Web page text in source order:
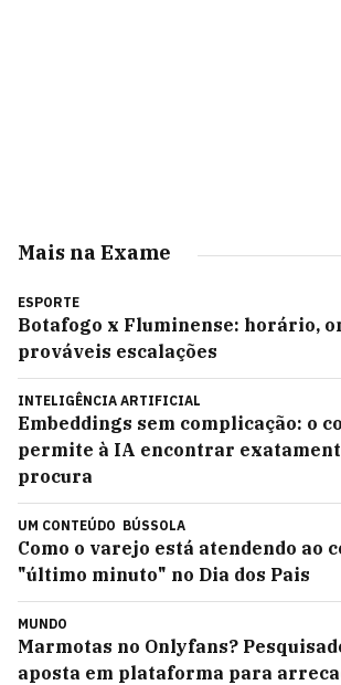
Mais na Exame
ESPORTE
Botafogo x Fluminense: horário,
prováveis escalações
INTELIGÊNCIA ARTIFICIAL
Embeddings sem complicação: o
permite à IA encontrar
procura
UM CONTEÚDO BÚSSOLA
Como o varejo está atendendo ao
"último minuto" no Dia dos Pais
MUNDO
Marmotas no Onlyfans?
aposta em plataforma para